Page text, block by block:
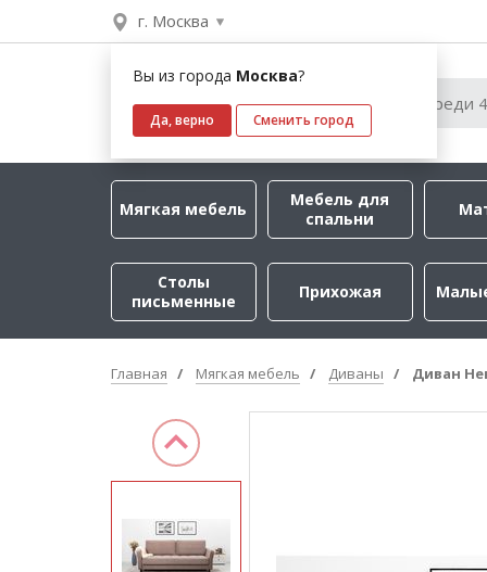
г. Москва
Вы из города Москва?
Да, верно Сменить город
Мягкая мебель
Мебель для
спальни
Столы
письменные
Прихожая
Главная Мягкая мебель Диваны Диван